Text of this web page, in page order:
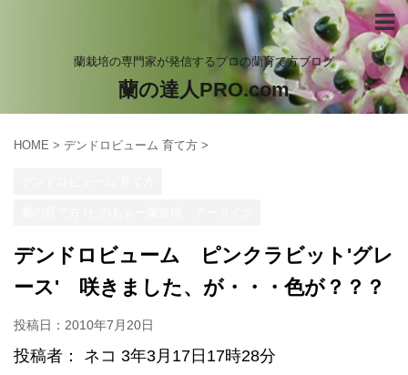
蘭栽培の専門家が発信するプロの蘭育て方ブログ
蘭の達人PRO.com
HOME > デンドロビューム 育て方 >
デンドロビューム ピンクラビット'グレ
ース' 咲きました、が・・・色が？？？
投稿日： 2010年7月20日
投稿者： ネコ 3年3月17日17時28分